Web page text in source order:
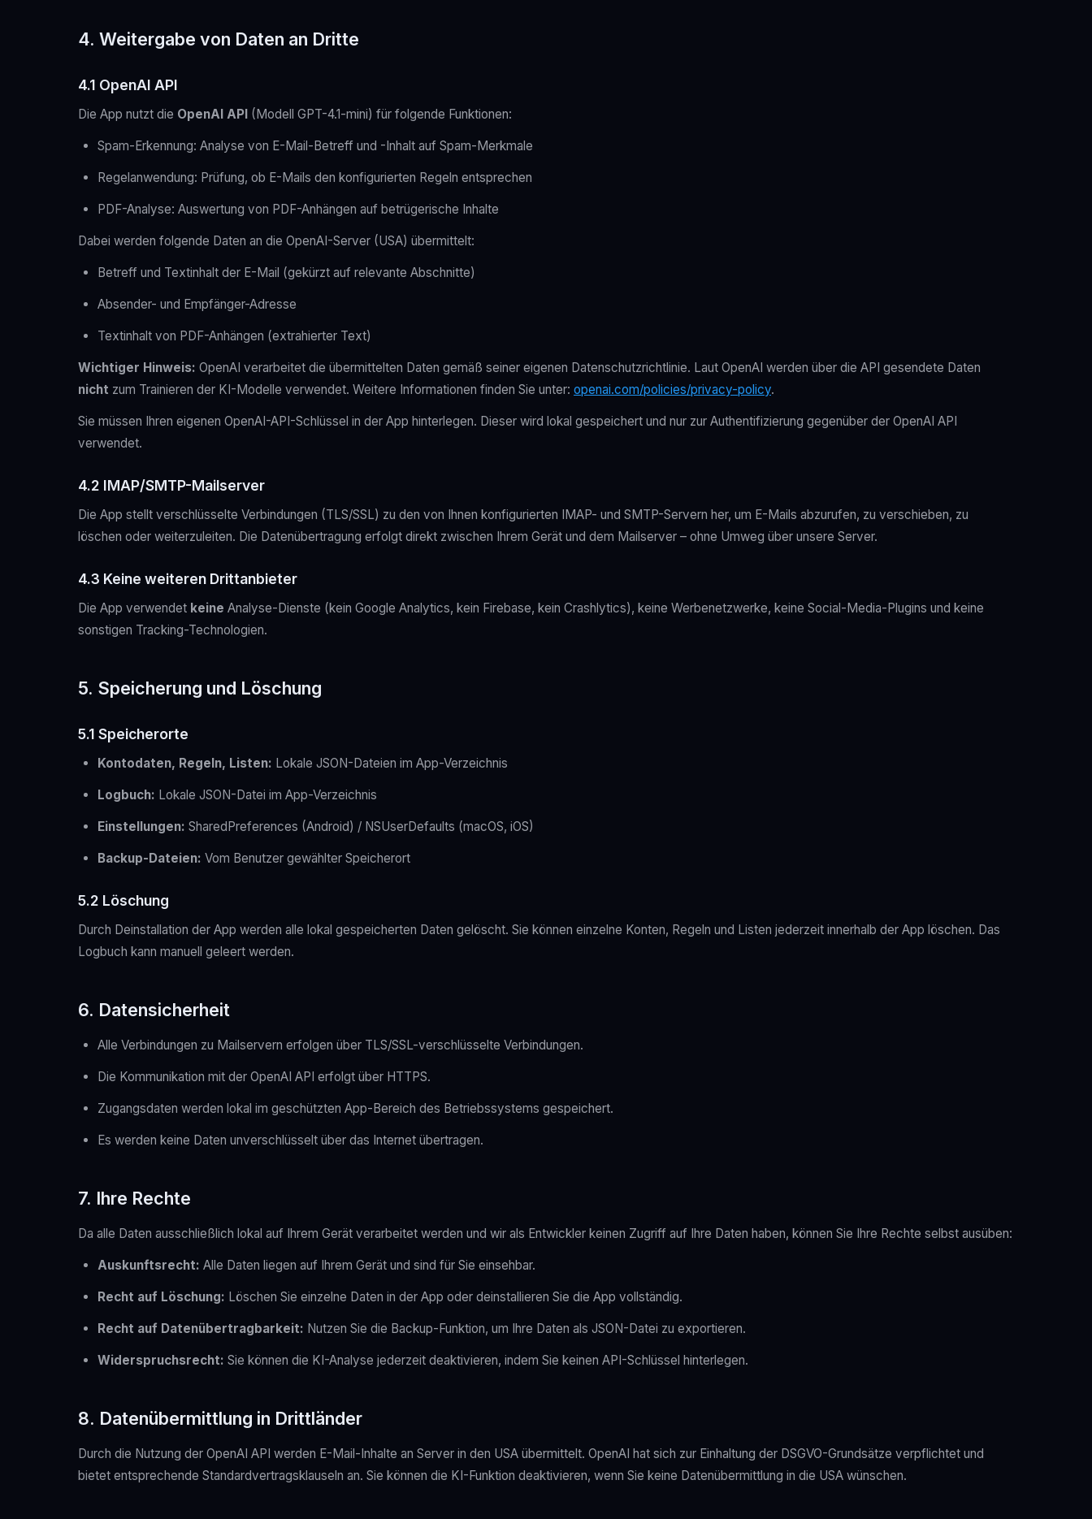
4. Weitergabe von Daten an Dritte
4.1 OpenAI API
Die App nutzt die OpenAI API (Modell GPT-4.1-mini) für folgende Funktionen:
Spam-Erkennung: Analyse von E-Mail-Betreff und -Inhalt auf Spam-Merkmale
Regelanwendung: Prüfung, ob E-Mails den konfigurierten Regeln entsprechen
PDF-Analyse: Auswertung von PDF-Anhängen auf betrügerische Inhalte
Dabei werden folgende Daten an die OpenAI-Server (USA) übermittelt:
Betreff und Textinhalt der E-Mail (gekürzt auf relevante Abschnitte)
Absender- und Empfänger-Adresse
Textinhalt von PDF-Anhängen (extrahierter Text)
Wichtiger Hinweis: OpenAI verarbeitet die übermittelten Daten gemäß seiner eigenen Datenschutzrichtlinie. Laut OpenAI werden über die API gesendete Daten
nicht zum Trainieren der KI-Modelle verwendet. Weitere Informationen finden Sie unter: openai.com/policies/privacy-policy.
Sie müssen Ihren eigenen OpenAI-API-Schlüssel in der App hinterlegen. Dieser wird lokal gespeichert und nur zur Authentifizierung gegenüber der OpenAI API
verwendet.
4.2 IMAP/SMTP-Mailserver
Die App stellt verschlüsselte Verbindungen (TLS/SSL) zu den von Ihnen konfigurierten IMAP- und SMTP-Servern her, um E-Mails abzurufen, zu verschieben, zu
löschen oder weiterzuleiten. Die Datenübertragung erfolgt direkt zwischen Ihrem Gerät und dem Mailserver – ohne Umweg über unsere Server.
4.3 Keine weiteren Drittanbieter
Die App verwendet keine Analyse-Dienste (kein Google Analytics, kein Firebase, kein Crashlytics), keine Werbenetzwerke, keine Social-Media-Plugins und keine
sonstigen Tracking-Technologien.
5. Speicherung und Löschung
5.1 Speicherorte
Kontodaten, Regeln, Listen: Lokale JSON-Dateien im App-Verzeichnis
Logbuch: Lokale JSON-Datei im App-Verzeichnis
Einstellungen: SharedPreferences (Android) / NSUserDefaults (macOS, iOS)
Backup-Dateien: Vom Benutzer gewählter Speicherort
5.2 Löschung
Durch Deinstallation der App werden alle lokal gespeicherten Daten gelöscht. Sie können einzelne Konten, Regeln und Listen jederzeit innerhalb der App löschen. Das
Logbuch kann manuell geleert werden.
6. Datensicherheit
Alle Verbindungen zu Mailservern erfolgen über TLS/SSL-verschlüsselte Verbindungen.
Die Kommunikation mit der OpenAI API erfolgt über HTTPS.
Zugangsdaten werden lokal im geschützten App-Bereich des Betriebssystems gespeichert.
Es werden keine Daten unverschlüsselt über das Internet übertragen.
7. Ihre Rechte
Da alle Daten ausschließlich lokal auf Ihrem Gerät verarbeitet werden und wir als Entwickler keinen Zugriff auf Ihre Daten haben, können Sie Ihre Rechte selbst ausüben:
Auskunftsrecht: Alle Daten liegen auf Ihrem Gerät und sind für Sie einsehbar.
Recht auf Löschung: Löschen Sie einzelne Daten in der App oder deinstallieren Sie die App vollständig.
Recht auf Datenübertragbarkeit: Nutzen Sie die Backup-Funktion, um Ihre Daten als JSON-Datei zu exportieren.
Widerspruchsrecht: Sie können die KI-Analyse jederzeit deaktivieren, indem Sie keinen API-Schlüssel hinterlegen.
8. Datenübermittlung in Drittländer
Durch die Nutzung der OpenAI API werden E-Mail-Inhalte an Server in den USA übermittelt. OpenAI hat sich zur Einhaltung der DSGVO-Grundsätze verpflichtet und
bietet entsprechende Standardvertragsklauseln an. Sie können die KI-Funktion deaktivieren, wenn Sie keine Datenübermittlung in die USA wünschen.